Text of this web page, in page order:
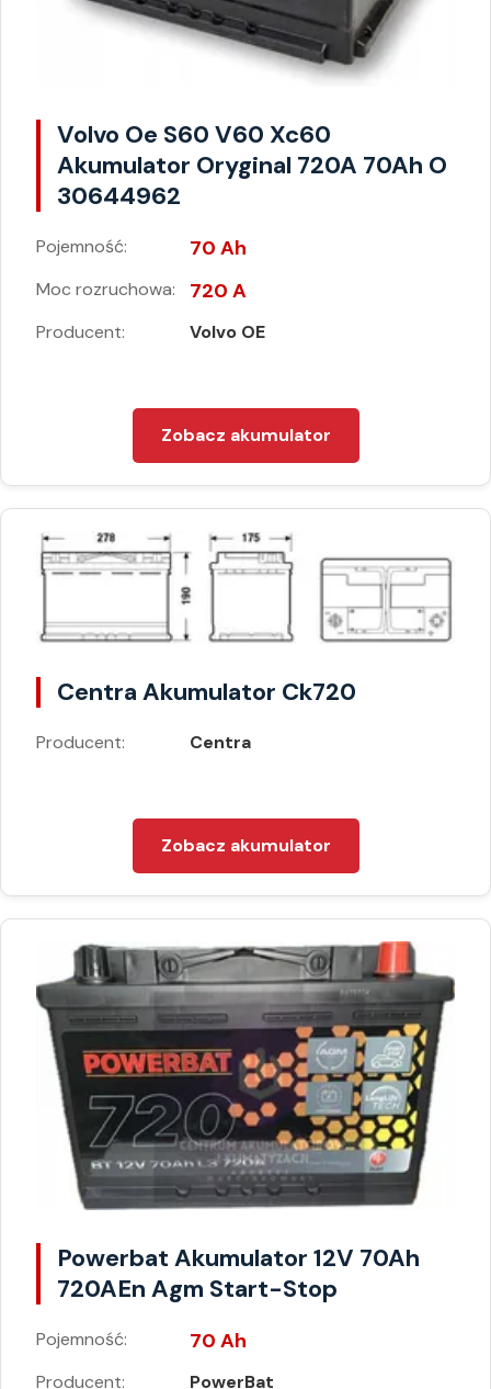
Volvo Oe S60 V60 Xc60
Akumulator Oryginal 720A 70Ah O
30644962
Pojemność: 70 Ah
Moc rozruchowa: 720 A
Producent: Volvo OE
Zobacz akumulator
Centra Akumulator Ck720
Producent: Centra
Zobacz akumulator
Powerbat Akumulator 12V 70Ah
720AEn Agm Start-Stop
Pojemność: 70 Ah
Producent: PowerBat